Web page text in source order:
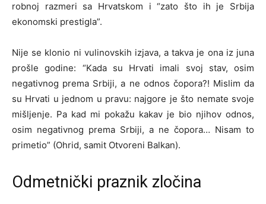
robnoj razmeri sa Hrvatskom i “zato što ih je Srbija
ekonomski prestigla”.
Nije se klonio ni vulinovskih izjava, a takva je ona iz juna
prošle godine: “Kada su Hrvati imali svoj stav, osim
negativnog prema Srbiji, a ne odnos čopora?! Mislim da
su Hrvati u jednom u pravu: najgore je što nemate svoje
mišljenje. Pa kad mi pokažu kakav je bio njihov odnos,
osim negativnog prema Srbiji, a ne čopora… Nisam to
primetio” (Ohrid, samit Otvoreni Balkan).
Odmetnički praznik zločina